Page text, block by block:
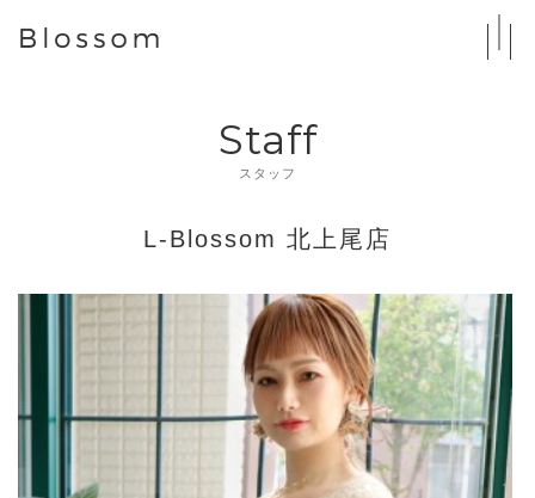
Staff
スタッフ
L-Blossom 北上尾店